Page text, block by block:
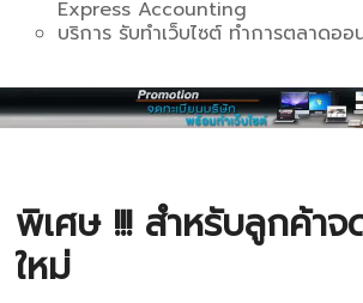
Express Accounting
บริการ รับทำเว็บไซต์ ทำการตลาดออ
พิเศษ !!! สำหรับลูกค้าจ
ใหม่